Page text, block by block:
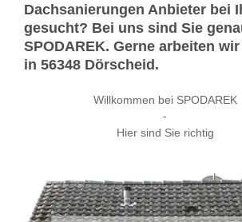
Dachsanierungen Anbieter bei
gesucht? Bei uns sind Sie
SPODAREK. Gerne arbeiten
in 56348 Dörscheid.
Willkommen bei SPODAREK
-
Hier sind Sie richtig